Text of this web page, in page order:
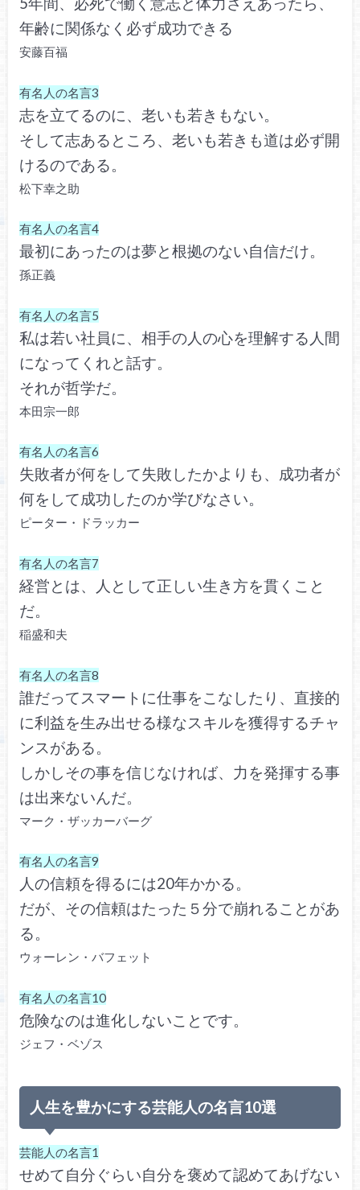
年齢に関係なく必ず成功できる
安藤百福
有名人の名言3
志を立てるのに、老いも若きもない。
そして志あるところ、老いも若きも道は必ず開
けるのである。
松下幸之助
有名人の名言4
最初にあったのは夢と根拠のない自信だけ。
孫正義
有名人の名言5
私は若い社員に、相手の人の心を理解する人間
になってくれと話す。
それが哲学だ。
本田宗一郎
有名人の名言6
失敗者が何をして失敗したかよりも、成功者が
何をして成功したのか学びなさい。
ピーター・ドラッカー
有名人の名言7
経営とは、人として正しい生き方を貫くこと
だ。
稲盛和夫
有名人の名言8
誰だってスマートに仕事をこなしたり、直接的
に利益を生み出せる様なスキルを獲得するチャ
ンスがある。
しかしその事を信じなければ、力を発揮する事
は出来ないんだ。
マーク・ザッカーバーグ
有名人の名言9
人の信頼を得るには20年かかる。
だが、その信頼はたった５分で崩れることがあ
る。
ウォーレン・バフェット
有名人の名言10
危険なのは進化しないことです。
ジェフ・ベゾス
人生を豊かにする芸能人の名言10選
芸能人の名言1
せめて自分ぐらい自分を褒めて認めてあげない